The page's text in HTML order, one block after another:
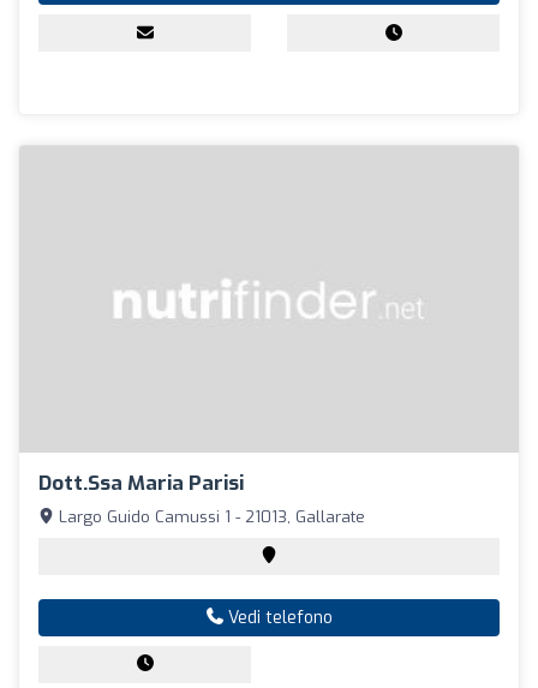
Dott.ssa Maria Parisi
Largo Guido Camussi 1 - 21013, Gallarate
Vedi telefono